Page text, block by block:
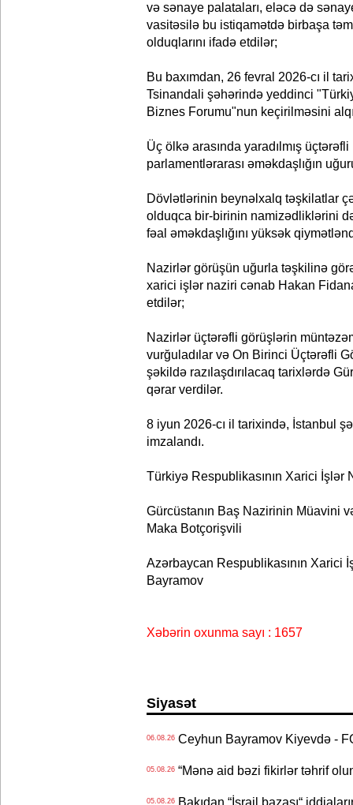
və sənaye palataları, eləcə də
vasitəsilə bu istiqamətdə birbaşa
olduqlarını ifadə etdilər;
Bu baxımdan, 26 fevral 2026-cı il
Tsinandali şəhərində yeddinci
Biznes Forumu"nun keçirilməsini
Üç ölkə arasında yaradılmış
parlamentlərarası əməkdaşlığın
Dövlətlərinin beynəlxalq təşkilatlar
olduqca bir-birinin namizədliklərini
fəal əməkdaşlığını yüksək
Nazirlər görüşün uğurla təşkilinə
xarici işlər naziri cənab Hakan
etdilər;
Nazirlər üçtərəfli görüşlərin
vurğuladılar və On Birinci Üçtərəfli
şəkildə razılaşdırılacaq tarixlərdə
qərar verdilər.
8 iyun 2026-cı il tarixində, İstanbul
imzalandı.
Türkiyə Respublikasının Xarici
Gürcüstanın Baş Nazirinin Müavini
Maka Botçorişvili
Azərbaycan Respublikasının Xarici
Bayramov
Xəbərin oxunma sayı : 1657
Siyasət
06.08.26Ceyhun Bayramov Kiyevdə -
05.08.26“Mənə aid bəzi fikirlər təhrif
05.08.26Bakıdan “İsrail bazası“